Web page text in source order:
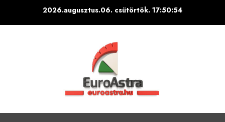
2026.augusztus.06. csütörtök. 17:50:55